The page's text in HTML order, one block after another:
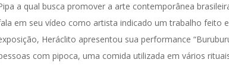
a qual busca promover a arte contemporânea
em seu vídeo como artista indicado um trabalho feito
Heráclito apresentou sua performance
com pipoca, uma comida utilizada em vários